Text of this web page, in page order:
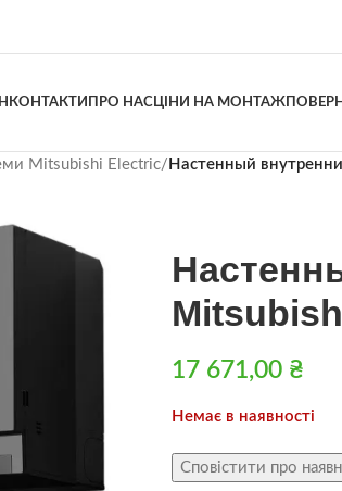
КОНТАКТИ ПРО НАСЦІНИ НА МОНТАЖ
Mitsubishi Electric/ Настенный
17 671,00 ₴
Немає в наявності
Сповістити про